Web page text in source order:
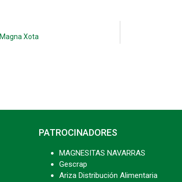
Xota
PATROCINADORES
MAGNESITAS NAVARRAS
Gescrap
Ariza Distribución Alimentaria